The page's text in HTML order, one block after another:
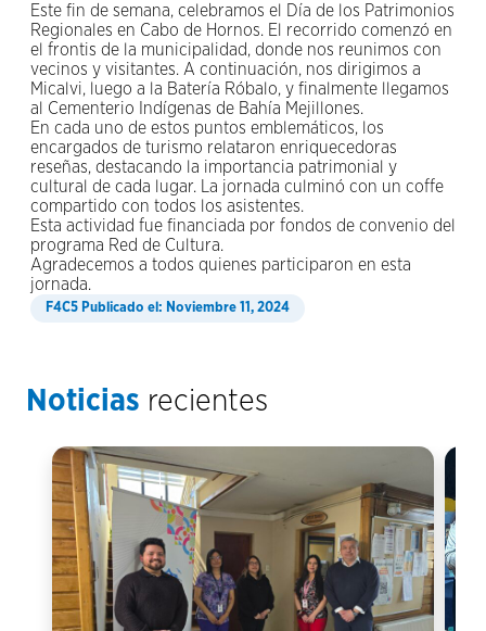
Este fin de semana, celebramos el Día de los Patrimonios
Regionales en Cabo de Hornos. El recorrido comenzó en
el frontis de la municipalidad, donde nos reunimos con
vecinos y visitantes. A continuación, nos dirigimos a
Micalvi, luego a la Batería Róbalo, y finalmente llegamos
al Cementerio Indígenas de Bahía Mejillones.
En cada uno de estos puntos emblemáticos, los
encargados de turismo relataron enriquecedoras
reseñas, destacando la importancia patrimonial y
cultural de cada lugar. La jornada culminó con un coffe
compartido con todos los asistentes.
Esta actividad fue financiada por fondos de convenio del
programa Red de Cultura.
Agradecemos a todos quienes participaron en esta
jornada.
Publicado el: Noviembre 11, 2024
Noticias recientes